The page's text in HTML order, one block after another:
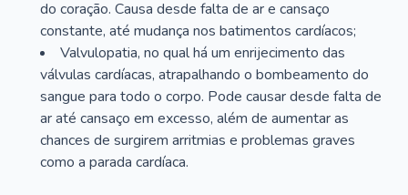
do coração. Causa desde falta de ar e cansaço
constante, até mudança nos batimentos cardíacos;
Valvulopatia, no qual há um enrijecimento das
válvulas cardíacas, atrapalhando o bombeamento do
sangue para todo o corpo. Pode causar desde falta de
ar até cansaço em excesso, além de aumentar as
chances de surgirem arritmias e problemas graves
como a parada cardíaca.